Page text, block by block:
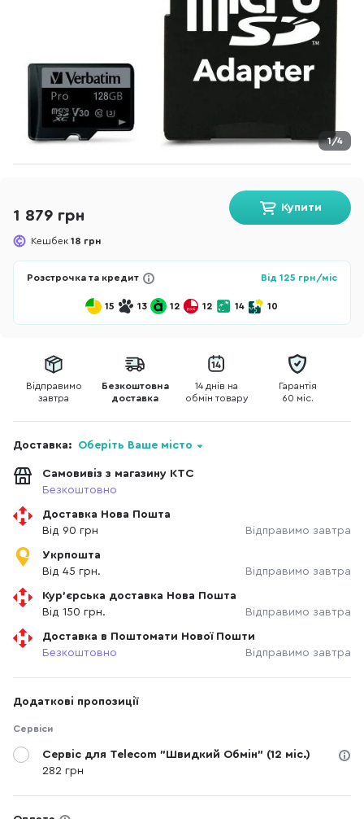
1/4
1 879 грн
Кешбек 18 грн
Купити
Розстрочка та кредит Від 125 грн/міс
15 13 12 12 14 10
Відправимо
завтра
Безкоштовна
доставка
14 днів на
обмін товару
Гарантія
60 міс.
Доставка: Оберіть Ваше місто
Самовивіз з магазину КТС
Безкоштовно
Доставка Нова Пошта
Від 90 грн
Відправимо завтра
Укрпошта
Від 45 грн.
Відправимо завтра
Кур'єрська доставка Нова Пошта
Від 150 грн.
Відправимо завтра
Доставка в Поштомати Нової Пошти
Безкоштовно
Відправимо завтра
Додаткові пропозиції
Сервіси
Сервіс для Telecom "Швидкий Обмін" (12 міс.)
282 грн